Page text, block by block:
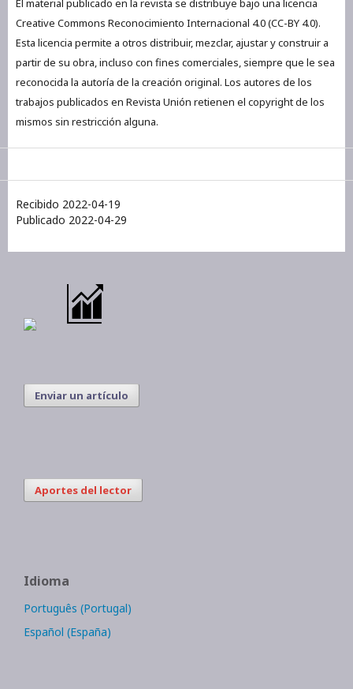
Creative Commons Reconocimiento Internacional 4.0 (CC-BY 4.0).
Esta licencia permite a otros distribuir, mezclar, ajustar y construir a
partir de su obra, incluso con fines comerciales, siempre que le sea
reconocida la autoría de la creación original. Los autores de los
trabajos publicados en Revista Unión retienen el copyright de los
mismos sin restricción alguna.
Recibido 2022-04-19
Publicado 2022-04-29
Enviar un artículo
Aportes del lector
Idioma
Português (Portugal)
Español (España)